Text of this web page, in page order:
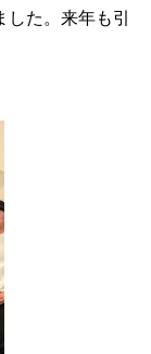
た。来年も引